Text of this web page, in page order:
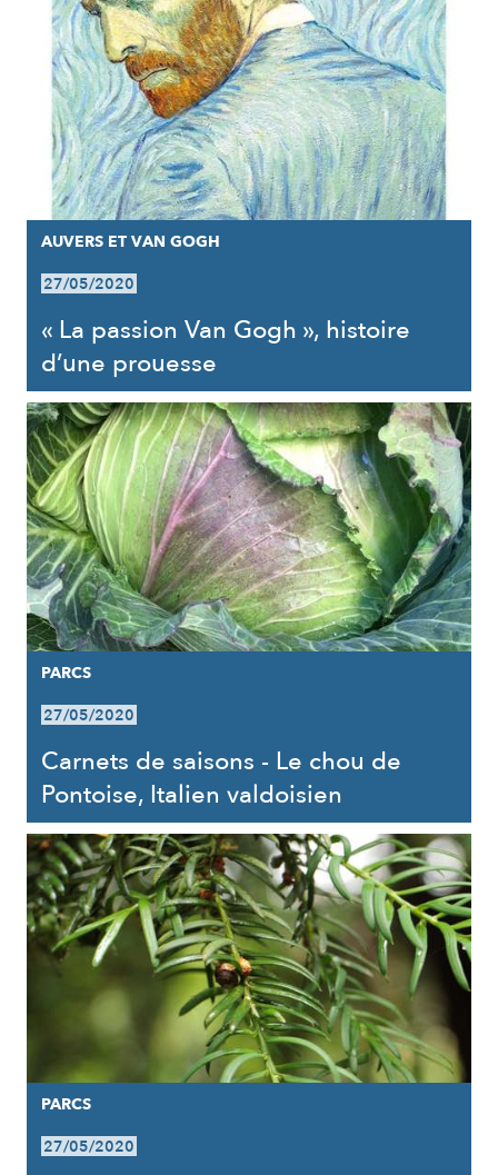
AUVERS ET VAN GOGH
27/05/2020
« La passion Van Gogh », histoire
d’une prouesse
PARCS
27/05/2020
Carnets de saisons - Le chou de
Pontoise, Italien valdoisien
PARCS
27/05/2020